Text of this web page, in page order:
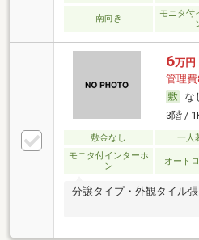
南向き
モニタ付
6万円
管理費
な
3階 /
敷金なし 一人
モニタ付インターホ
ン
オート
分譲タイプ・外観タイル